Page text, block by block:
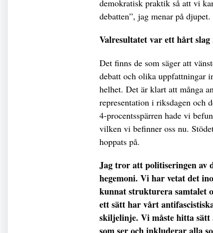
demokratisk praktik så att vi
debatten”, jag menar på
Valresultatet var ett hårt
Det finns de som säger att
debatt och olika uppfattningar
helhet. Det är klart att många
representation i riksdagen och
4-procentsspärren hade vi
vilken vi befinner oss nu.
hoppats på.
Jag tror att politiseringen av
hegemoni. Vi har vetat det
kunnat strukturera samtalet
ett sätt har vårt
skiljelinje. Vi måste hitta